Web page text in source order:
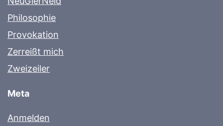
Philosophie
Provokation
Zerreißt mich
Zweizeiler
Meta
Anmelden